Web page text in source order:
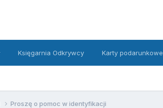
Księgarnia Odkrywcy Karty podarunkowe
Proszę o pomoc w identyfikacji